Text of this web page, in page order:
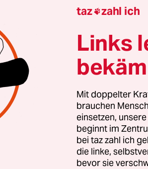
CIA im Kampf gegen den
Zu diesem Schluss kam eine
Pew Research Center.
von 1001 Amerikanern
wie Waterboarding
sie seien übertrieben,
hatten. Außerdem waren
wichtige Erkenntnisse
zu verhindern.
taz zahl ich
Links
Mit doppelter
brauchen
einsetzen,
beginnt im
bei taz zahl ich
die linke,
bevor sie